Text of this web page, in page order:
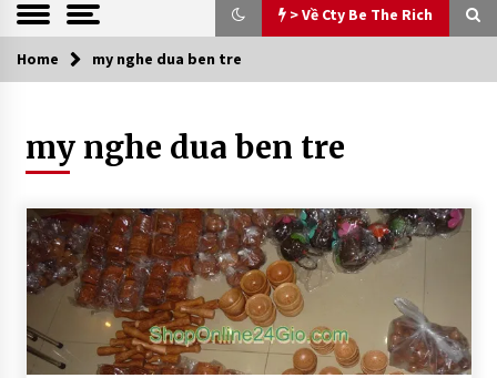
> Về Cty Be The Rich
> Về Cty Be The Rich
13 years ago
CONNECTING FRIENDS – CONNECTI
NG LOVE: SLOGAN CỦA CTY TNHH BE
THE RICH
13 years ago
Home my nghe dua ben tre
my nghe dua ben tre